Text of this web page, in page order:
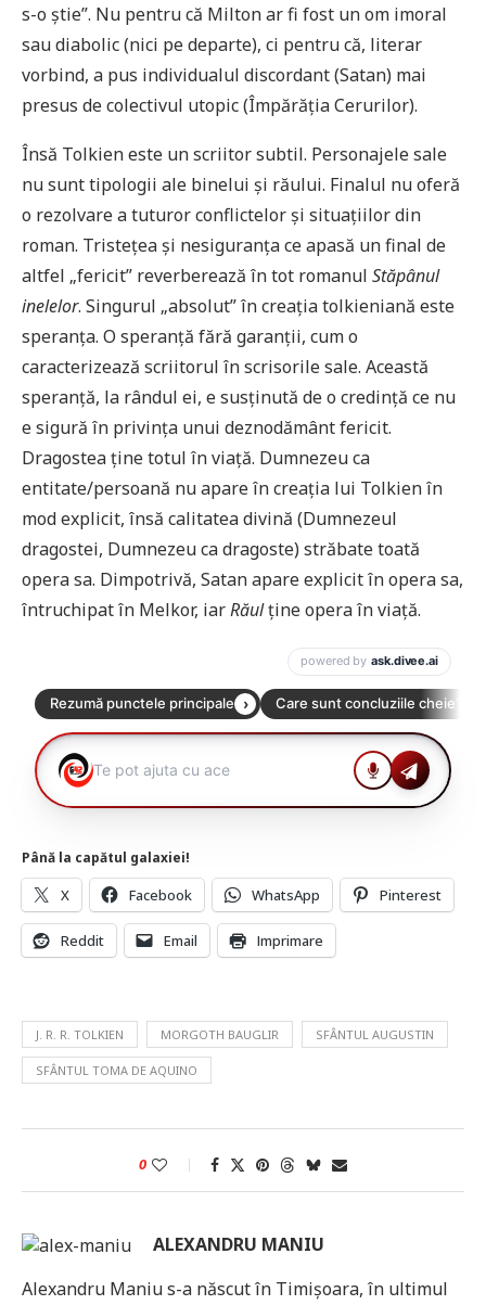
s-o știe”. Nu pentru că Milton ar fi fost un om imoral
sau diabolic (nici pe departe), ci pentru că, literar
vorbind, a pus individualul discordant (Satan) mai
presus de colectivul utopic (Împărăția Cerurilor).
Însă Tolkien este un scriitor subtil. Personajele sale
nu sunt tipologii ale binelui și răului. Finalul nu oferă
o rezolvare a tuturor conflictelor și situațiilor din
roman. Tristețea și nesiguranța ce apasă un final de
altfel „fericit” reverberează în tot romanul Stăpânul
inelelor. Singurul „absolut” în creația tolkieniană este
speranța. O speranță fără garanții, cum o
caracterizează scriitorul în scrisorile sale. Această
speranță, la rândul ei, e susținută de o credință ce nu
e sigură în privința unui deznodământ fericit.
Dragostea ține totul în viață. Dumnezeu ca
entitate/persoană nu apare în creația lui Tolkien în
mod explicit, însă calitatea divină (Dumnezeul
dragostei, Dumnezeu ca dragoste) străbate toată
opera sa. Dimpotrivă, Satan apare explicit în opera sa,
întruchipat în Melkor, iarRăulține opera în viață.
Până la capătul galaxiei!
X Facebook WhatsApp Pinterest
Reddit Email Imprimare
J. R. R. TOLKIEN MORGOTH BAUGLIR SFÂNTUL AUGUSTIN
SFÂNTUL TOMA DE AQUINO
0
ALEXANDRU MANIU
Alexandru Maniu s-a născut în Timișoara, în ultimul